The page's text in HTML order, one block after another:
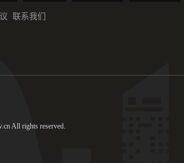
联系我们
All rights reserved.